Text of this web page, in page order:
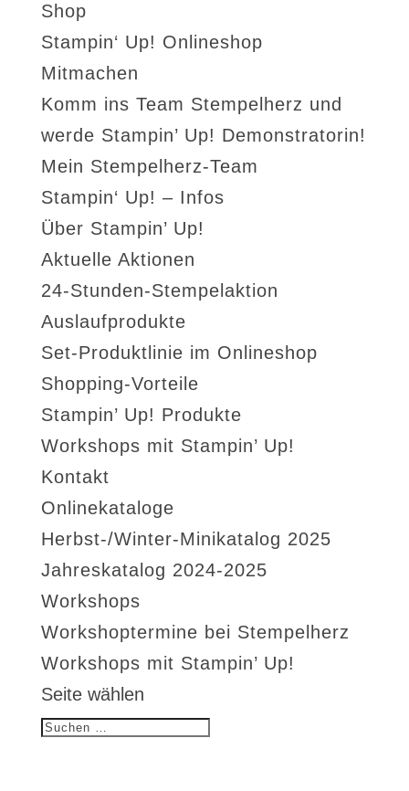
Shop
Stampin‘ Up! Onlineshop
Mitmachen
Komm ins Team Stempelherz und
werde Stampin’ Up! Demonstratorin!
Mein Stempelherz-Team
Stampin‘ Up! – Infos
Über Stampin’ Up!
Aktuelle Aktionen
24-Stunden-Stempelaktion
Auslaufprodukte
Set-Produktlinie im Onlineshop
Shopping-Vorteile
Stampin’ Up! Produkte
Workshops mit Stampin’ Up!
Kontakt
Onlinekataloge
Herbst-/Winter-Minikatalog 2025
Jahreskatalog 2024-2025
Workshops
Workshoptermine bei Stempelherz
Workshops mit Stampin’ Up!
Seite wählen